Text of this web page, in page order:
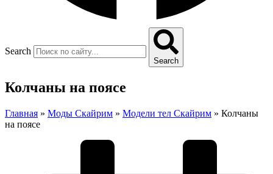
Search
Search
Колчаны на поясе
Главная » Моды Скайрим » Модели тел Скайрим » Колчаны
на поясе